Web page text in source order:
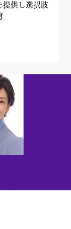
供し選択肢